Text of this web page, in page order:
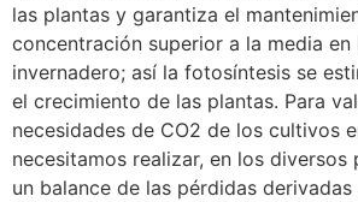
las plantas y garantiza el
concentración superior a la media
invernadero; así la fotosíntesis se
el crecimiento de las plantas. Para
necesidades de CO2 de los cultivos
necesitamos realizar, en los diversos
un balance de las pérdidas